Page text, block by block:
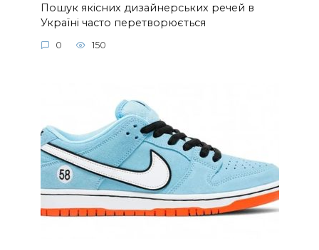
Пошук якісних дизайнерських речей в
Україні часто перетворюється
0 150